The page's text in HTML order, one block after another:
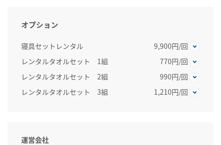
オプション
寝具セットレンタル
9,900円/回
レンタルタオルセット 1組
770円/回
レンタルタオルセット 2組
990円/回
レンタルタオルセット 3組
1,210円/回
運営会社